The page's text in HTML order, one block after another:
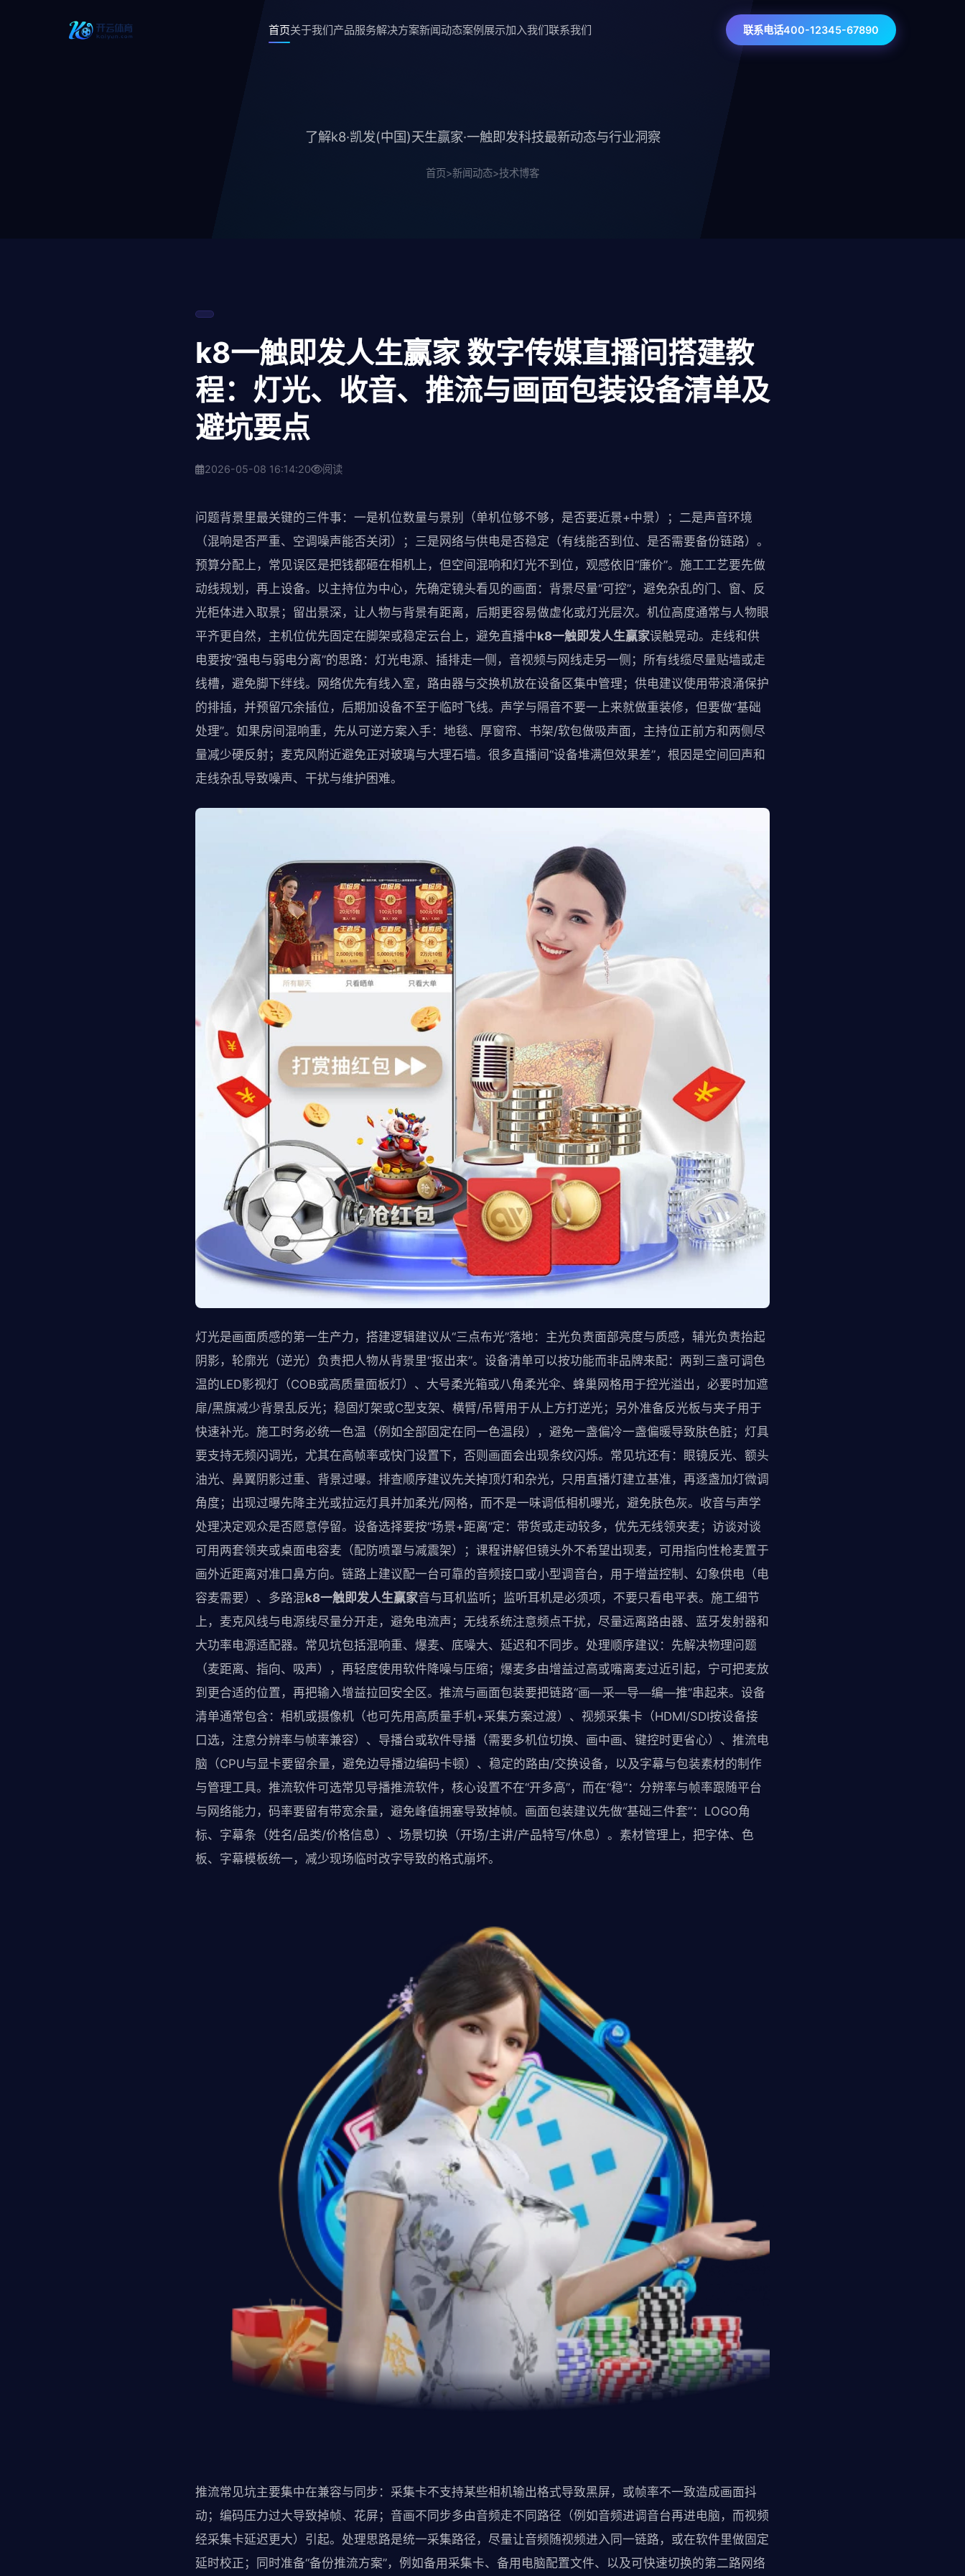
首页关于我们产品服务解决方案新闻动态案例展示加入我们联系我们 联系电话400-12345-67890
了解k8·凯发(中国)天生赢家·一触即发科技最新动态与行业洞察
首页>新闻动态>技术博客
k8一触即发人生赢家 数字传媒直播间搭建教
程：灯光、收音、推流与画面包装设备清单及
避坑要点
2026-05-08 16:14:20 阅读
问题背景里最关键的三件事：一是机位数量与景别（单机位够不够，是否要近景+中景）；二是声音环境
（混响是否严重、空调噪声能否关闭）；三是网络与供电是否稳定（有线能否到位、是否需要备份链路）。
预算分配上，常见误区是把钱都砸在相机上，但空间混响和灯光不到位，观感依旧“廉价”。施工工艺要先做
动线规划，再上设备。以主持位为中心，先确定镜头看见的画面：背景尽量“可控”，避免杂乱的门、窗、反
光柜体进入取景；留出景深，让人物与背景有距离，后期更容易做虚化或灯光层次。机位高度通常与人物眼
平齐更自然，主机位优先固定在脚架或稳定云台上，避免直播中k8一触即发人生赢家误触晃动。走线和供
电要按“强电与弱电分离”的思路：灯光电源、插排走一侧，音视频与网线走另一侧；所有线缆尽量贴墙或走
线槽，避免脚下绊线。网络优先有线入室，路由器与交换机放在设备区集中管理；供电建议使用带浪涌保护
的排插，并预留冗余插位，后期加设备不至于临时飞线。声学与隔音不要一上来就做重装修，但要做“基础
处理”。如果房间混响重，先从可逆方案入手：地毯、厚窗帘、书架/软包做吸声面，主持位正前方和两侧尽
量减少硬反射；麦克风附近避免正对玻璃与大理石墙。很多直播间“设备堆满但效果差”，根因是空间回声和
走线杂乱导致噪声、干扰与维护困难。
灯光是画面质感的第一生产力，搭建逻辑建议从“三点布光”落地：主光负责面部亮度与质感，辅光负责抬起
阴影，轮廓光（逆光）负责把人物从背景里“抠出来”。设备清单可以按功能而非品牌来配：两到三盏可调色
温的LED影视灯（COB或高质量面板灯）、大号柔光箱或八角柔光伞、蜂巢网格用于控光溢出，必要时加遮
扉/黑旗减少背景乱反光；稳固灯架或C型支架、横臂/吊臂用于从上方打逆光；另外准备反光板与夹子用于
快速补光。施工时务必统一色温（例如全部固定在同一色温段），避免一盏偏冷一盏偏暖导致肤色脏；灯具
要支持无频闪调光，尤其在高帧率或快门设置下，否则画面会出现条纹闪烁。常见坑还有：眼镜反光、额头
油光、鼻翼阴影过重、背景过曝。排查顺序建议先关掉顶灯和杂光，只用直播灯建立基准，再逐盏加灯微调
角度；出现过曝先降主光或拉远灯具并加柔光/网格，而不是一味调低相机曝光，避免肤色灰。收音与声学
处理决定观众是否愿意停留。设备选择要按“场景+距离”定：带货或走动较多，优先无线领夹麦；访谈对谈
可用两套领夹或桌面电容麦（配防喷罩与减震架）；课程讲解但镜头外不希望出现麦，可用指向性枪麦置于
画外近距离对准口鼻方向。链路上建议配一台可靠的音频接口或小型调音台，用于增益控制、幻象供电（电
容麦需要）、多路混k8一触即发人生赢家音与耳机监听；监听耳机是必须项，不要只看电平表。施工细节
上，麦克风线与电源线尽量分开走，避免电流声；无线系统注意频点干扰，尽量远离路由器、蓝牙发射器和
大功率电源适配器。常见坑包括混响重、爆麦、底噪大、延迟和不同步。处理顺序建议：先解决物理问题
（麦距离、指向、吸声），再轻度使用软件降噪与压缩；爆麦多由增益过高或嘴离麦过近引起，宁可把麦放
到更合适的位置，再把输入增益拉回安全区。推流与画面包装要把链路“画—采—导—编—推”串起来。设备
清单通常包含：相机或摄像机（也可先用高质量手机+采集方案过渡）、视频采集卡（HDMI/SDI按设备接
口选，注意分辨率与帧率兼容）、导播台或软件导播（需要多机位切换、画中画、键控时更省心）、推流电
脑（CPU与显卡要留余量，避免边导播边编码卡顿）、稳定的路由/交换设备，以及字幕与包装素材的制作
与管理工具。推流软件可选常见导播推流软件，核心设置不在“开多高”，而在“稳”：分辨率与帧率跟随平台
与网络能力，码率要留有带宽余量，避免峰值拥塞导致掉帧。画面包装建议先做“基础三件套”：LOGO角
标、字幕条（姓名/品类/价格信息）、场景切换（开场/主讲/产品特写/休息）。素材管理上，把字体、色
板、字幕模板统一，减少现场临时改字导致的格式崩坏。
推流常见坑主要集中在兼容与同步：采集卡不支持某些相机输出格式导致黑屏，或帧率不一致造成画面抖
动；编码压力过大导致掉帧、花屏；音画不同步多由音频走不同路径（例如音频进调音台再进电脑，而视频
经采集卡延迟更大）引起。处理思路是统一采集路径，尽量让音频随视频进入同一链路，或在软件里做固定
延时校正；同时准备“备份推流方案”，例如备用采集卡、备用电脑配置文件、以及可快速切换的第二路网络